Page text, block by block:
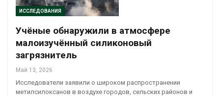
ИССЛЕДОВАНИЯ
Учёные обнаружили в атмосфере
малоизучённый силиконовый
загрязнитель
Май 13, 2026
Исследователи заявили о широком распространении
метилсилоксанов в воздухе городов, сельских районов и